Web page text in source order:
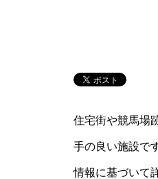
住宅街や競馬場
手の良い施設で
情報に基づいて